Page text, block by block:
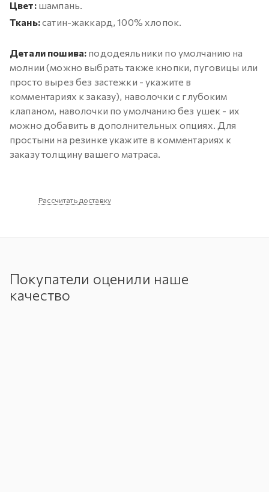
Цвет:шампань.
Ткань:сатин-жаккард, 100% хлопок.
Детали пошива: пододеяльники по умолчанию на
молнии (можно выбрать также кнопки, пуговицы или
просто вырез без застежки - укажите в
комментариях к заказу), наволочки с глубоким
клапаном, наволочки по умолчанию без ушек - их
можно добавить в дополнительных опциях. Для
простыни на резинке укажите в комментариях к
заказу толщину вашего матраса.
Рассчитать доставку
Покупатели оценили наше
качество